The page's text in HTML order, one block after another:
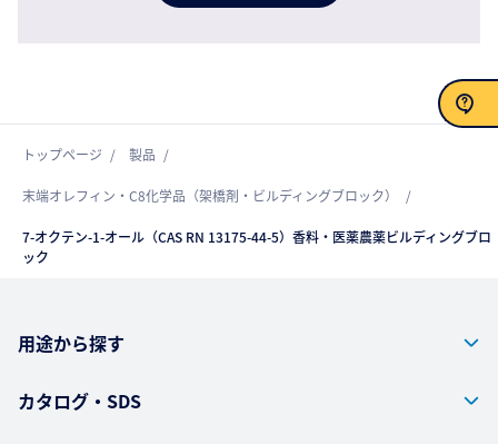
トップページ 製品
末端オレフィン・C8化学品（架橋剤・ビルディングブロック）
7-オクテン-1-オール（CAS RN 13175-44-5）香料・医薬農薬ビルディングブロ
ック
用途から探す
カタログ・SDS